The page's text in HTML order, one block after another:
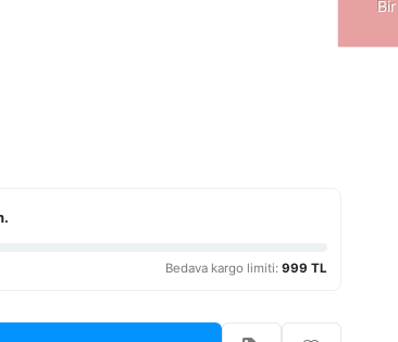
Bedava kargo limiti: 999 TL